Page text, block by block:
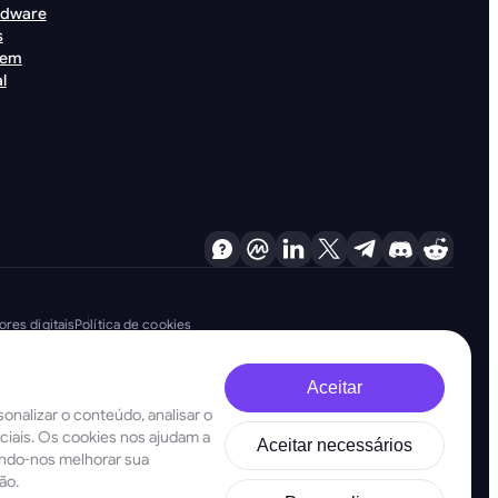
digitaisPolítica de cookies
e estão firmemente comprometidas com o combate à lavagem
as obrigações relevantes de combate à lavagem de dinheiro e ao
e serviços.
address at 28 Oktovriou, 339, TRILOGY EAST TOWER, 3rd floor,
o conteúdo, analisar o
Os cookies nos ajudam a
nos melhorar sua
Aceitar
Aceitar necessários